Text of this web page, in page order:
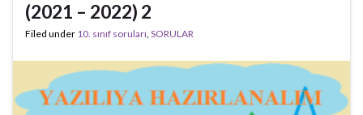
(2021 – 2022) 2
Filed under 10. sınıf soruları, SORULAR